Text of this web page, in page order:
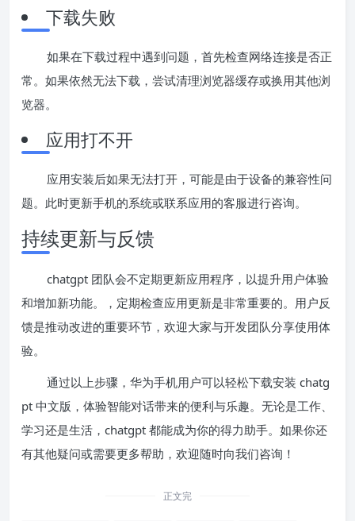
下载失败
如果在下载过程中遇到问题，首先检查网络连接是否正
常。如果依然无法下载，尝试清理浏览器缓存或换用其他浏
览器。
应用打不开
应用安装后如果无法打开，可能是由于设备的兼容性问
题。此时更新手机的系统或联系应用的客服进行咨询。
持续更新与反馈
chatgpt 团队会不定期更新应用程序，以提升用户体验
和增加新功能。，定期检查应用更新是非常重要的。用户反
馈是推动改进的重要环节，欢迎大家与开发团队分享使用体
验。
通过以上步骤，华为手机用户可以轻松下载安装 chatg
pt 中文版，体验智能对话带来的便利与乐趣。无论是工作、
学习还是生活，chatgpt 都能成为你的得力助手。如果你还
有其他疑问或需要更多帮助，欢迎随时向我们咨询！
正文完